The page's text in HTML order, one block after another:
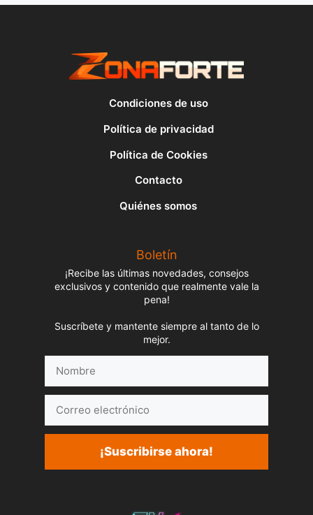
Condiciones de uso
Política de privacidad
Política de Cookies
Contacto
Quiénes somos
Boletín
¡Recibe las últimas novedades, consejos
exclusivos y contenido que realmente vale la
pena!
Suscríbete y mantente siempre al tanto de lo
mejor.
electrónico
¡Suscribirse ahora!